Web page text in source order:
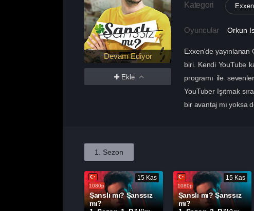
Devam Ediyor
Ekle
Kategori Exxen
Oyuncular Orkun
Exxen’de
biri. Kendi YouTube
programı ile
YouTuber Işıtmak
bir avantaj mı yoksa
1. Sezon
1080p
15 Kas
Şanslı mı? Şanssız
mı?
1080p
15 Kas
Şanslı mı? Şanssız
mı?